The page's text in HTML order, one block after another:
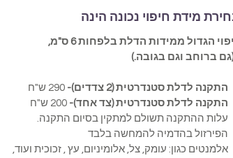
מידת חיפוי נכונה הינה
חיפוי הגדול ממידות הדלת בלפחות 6 ס"מ,
ברוחב וגם בגובה.)
התקנה לדלת סטנדרטית (2 צדדים)-
התקנה לדלת סטנדרטית (צד אחד)- 200 ש"ח
עלות ההתקנה תשולם למתקין בסיום התקנה.
הפירזול בהדמיה להמחשה בלבד
אלמנטים כגון: עומק, צל, אלומיניום, עץ , זכוכית ועוד,